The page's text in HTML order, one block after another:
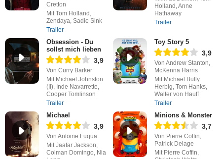
Cretton
Mit Tom Holland,
Zendaya, Sadie Sink
Trailer
Holland, Anne
Hathaway
Trailer
Obsession - Du
sollst mich lieben
3,9
Von Curry Barker
Mit Michael Johnston
(II), Inde Navarrette,
Cooper Tomlinson
Trailer
Toy Story 5
3,9
Von Andrew Stanton,
McKenna Harris
Mit Michael Bully
Herbig, Tom Hanks,
Walter von Hauff
Trailer
Michael
3,9
Von Antoine Fuqua
Mit Jaafar Jackson,
Colman Domingo, Nia
Minions & Monster
3,7
Von Pierre Coffin,
Patrick Delage
Mit Pierre Coffin,